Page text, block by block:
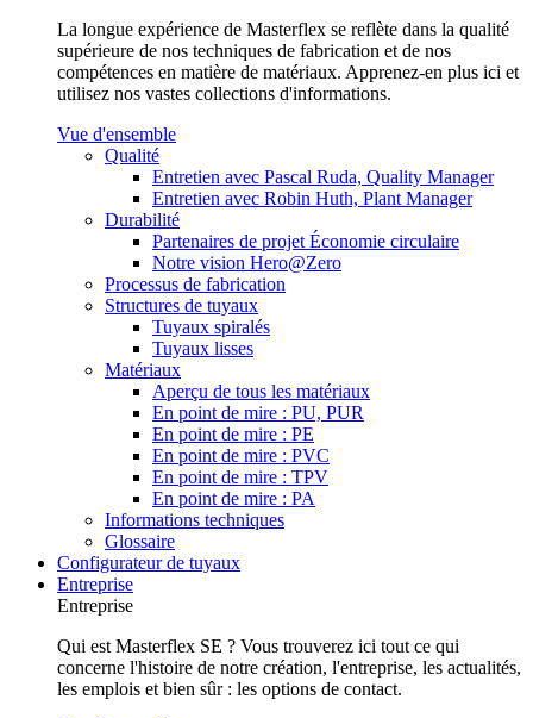
La longue expérience de Masterflex se reflète dans la qualité
supérieure de nos techniques de fabrication et de nos
compétences en matière de matériaux. Apprenez-en plus ici et
utilisez nos vastes collections d'informations.
Vue d'ensemble
Qualité
Entretien avec Pascal Ruda, Quality Manager
Entretien avec Robin Huth, Plant Manager
Durabilité
Partenaires de projet Économie circulaire
Notre vision Hero@Zero
Processus de fabrication
Structures de tuyaux
Tuyaux spiralés
Tuyaux lisses
Matériaux
Aperçu de tous les matériaux
En point de mire : PU, PUR
En point de mire : PE
En point de mire : PVC
En point de mire : TPV
En point de mire : PA
Informations techniques
Glossaire
Configurateur de tuyaux
Entreprise
Entreprise
Qui est Masterflex SE ? Vous trouverez ici tout ce qui
concerne l'histoire de notre création, l'entreprise, les actualités,
les emplois et bien sûr : les options de contact.